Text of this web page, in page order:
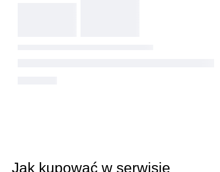
Jak kupować w serwisie